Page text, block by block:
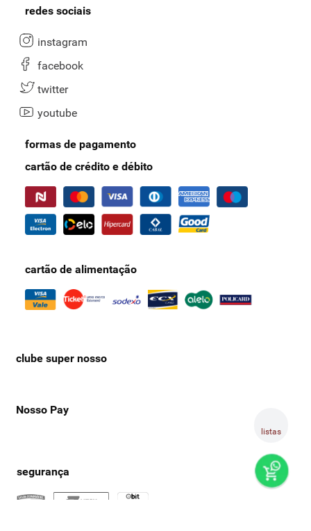
listas
redes sociais
instagram
facebook
twitter
youtube
formas de pagamento
cartão de crédito e débito
cartão de alimentação
clube super nosso
Nosso Pay